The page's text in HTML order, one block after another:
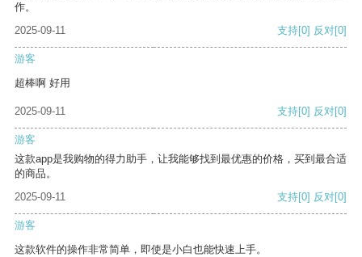
作。
2025-09-11
支持[0] 反对[0]
游客
超棒啊 好用
2025-09-11 支持[0] 反对[0]
游客
这款app是我购物的得力助手，让我能够找到最优惠的价格，买到最合适
的商品。
2025-09-11
支持[0] 反对[0]
游客
这款软件的操作非常简单，即使是小白也能快速上手。